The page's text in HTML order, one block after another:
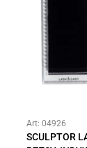
Art: 04926
SCULPTOR